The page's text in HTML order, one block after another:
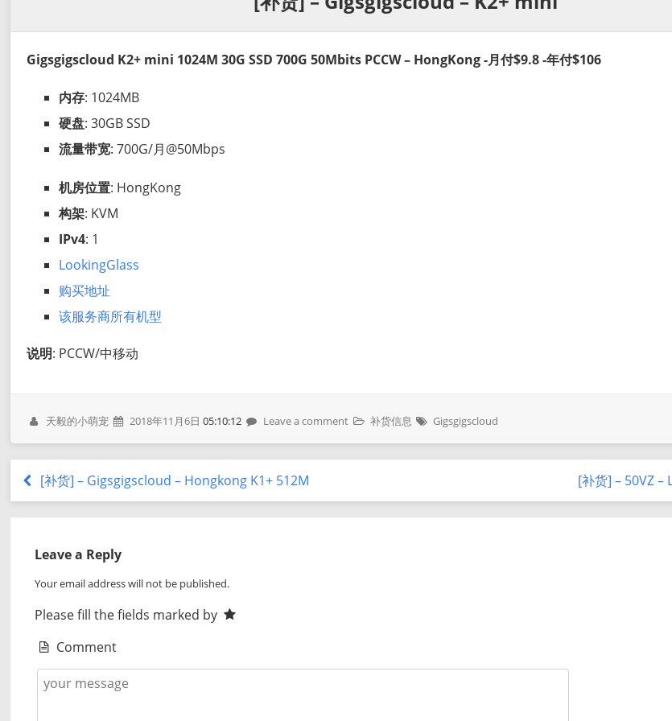
Gigsgigscloud K2+ mini 1024M 30G SSD 700G 50Mbits PCCW – HongKong -月付$9.8 -年付$106
内存: 1024MB
硬盘: 30GB SSD
流量带宽: 700G/月@50Mbps
机房位置: HongKong
构架: KVM
IPv4: 1
LookingGlass
购买地址
该服务商所有机型
说明: PCCW/中移动
天毅的小萌宠 2018年11月6日 05:10:12 Leave a comment 补货信息 Gigsgigscloud
[补货] – Gigsgigscloud – Hongkong K1+ 512M [补货] – 50VZ –
Leave a Reply
Your email address will not be published.
Please fill the fields marked by
Comment